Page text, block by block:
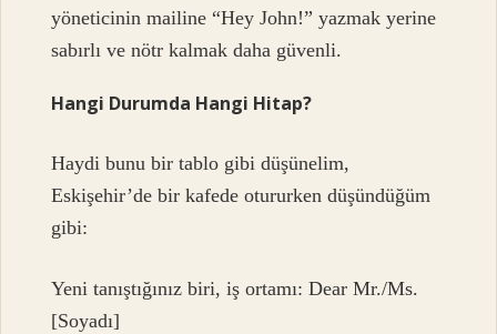
yöneticinin mailine “Hey John!” yazmak yerine
sabırlı ve nötr kalmak daha güvenli.
Hangi Durumda Hangi Hitap?
Haydi bunu bir tablo gibi düşünelim,
Eskişehir’de bir kafede otururken düşündüğüm
gibi:
Yeni tanıştığınız biri, iş ortamı: Dear Mr./Ms.
[Soyadı]